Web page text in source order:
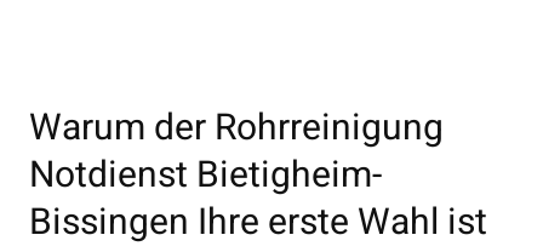
Warum der Rohrreinigung
Notdienst Bietigheim-
Bissingen Ihre erste Wahl ist